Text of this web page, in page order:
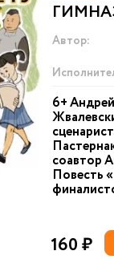
Автор:
6+
соавтор
Повесть
160 ₽